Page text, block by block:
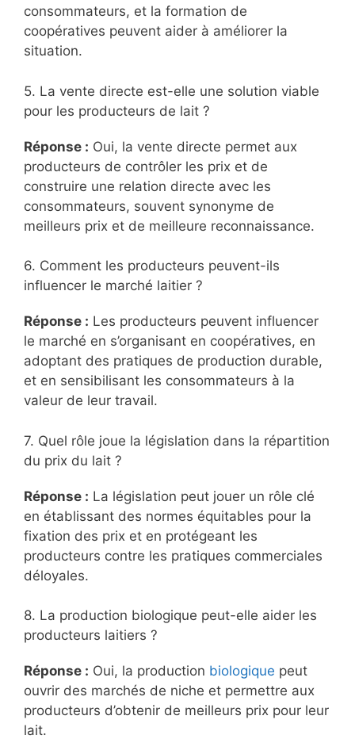
consommateurs, et la formation de
coopératives peuvent aider à améliorer la
situation.
5. La vente directe est-elle une solution viable
pour les producteurs de lait ?
Réponse : Oui, la vente directe permet aux
producteurs de contrôler les prix et de
construire une relation directe avec les
consommateurs, souvent synonyme de
meilleurs prix et de meilleure reconnaissance.
6. Comment les producteurs peuvent-ils
influencer le marché laitier ?
Réponse : Les producteurs peuvent influencer
le marché en s’organisant en coopératives, en
adoptant des pratiques de production durable,
et en sensibilisant les consommateurs à la
valeur de leur travail.
7. Quel rôle joue la législation dans la répartition
du prix du lait ?
Réponse : La législation peut jouer un rôle clé
en établissant des normes équitables pour la
fixation des prix et en protégeant les
producteurs contre les pratiques commerciales
déloyales.
8. La production biologique peut-elle aider les
producteurs laitiers ?
Réponse : Oui, la production biologique peut
ouvrir des marchés de niche et permettre aux
producteurs d’obtenir de meilleurs prix pour leur
lait.